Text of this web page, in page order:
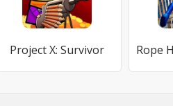
Project X: Survivor